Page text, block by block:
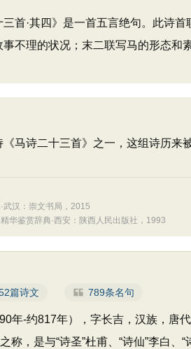
三首·其四》是一首五言绝句。此诗
不理的状况；末二联写马的形态和
《马诗二十三首》之一，这组诗历来
武汉：崇文书局，2015
华鉴赏辞典·西安：陕西人民出版社，1993
篇诗文 789条名句
年-约817年），字长吉，汉族，唐
称，是与“诗圣”杜甫、“诗仙”李白